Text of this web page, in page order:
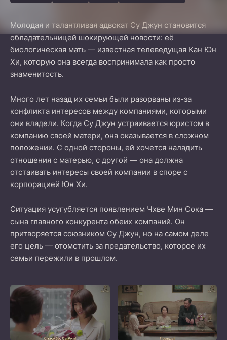
Молодая и талантливая адвокат Су Джун становится
обладательницей шокирующей новости: её
биологическая мать — известная телеведущая Кан Юн
Хи, которую она всегда воспринимала как просто
знаменитость.
Много лет назад их семьи были разорваны из-за
конфликта интересов между компаниями, которыми
они владели. Когда Су Джун устраивается юристом в
компанию своей матери, она оказывается в сложном
положении. С одной стороны, ей хочется наладить
отношения с матерью, с другой — она должна
отстаивать интересы своей компании в споре с
корпорацией Юн Хи.
Ситуация усугубляется появлением Чхве Мин Сока —
сына главного конкурента обеих компаний. Он
притворяется союзником Су Джун, но на самом деле
его цель — отомстить за предательство, которое их
семьи пережили в прошлом.